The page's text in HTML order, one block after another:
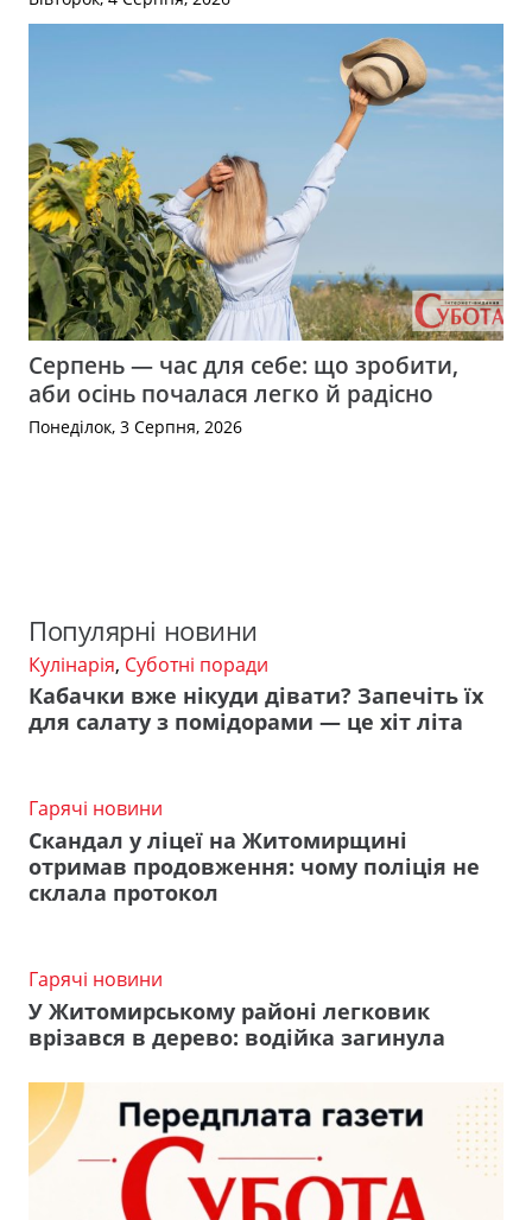
Серпень — час для себе: що зробити,
аби осінь почалася легко й радісно
Понеділок, 3 Серпня, 2026
Популярні новини
Кулінарія, Суботні поради
Кабачки вже нікуди дівати? Запечіть їх
для салату з помідорами — це хіт літа
Гарячі новини
Скандал у ліцеї на Житомирщині
отримав продовження: чому поліція не
склала протокол
Гарячі новини
У Житомирському районі легковик
врізався в дерево: водійка загинула